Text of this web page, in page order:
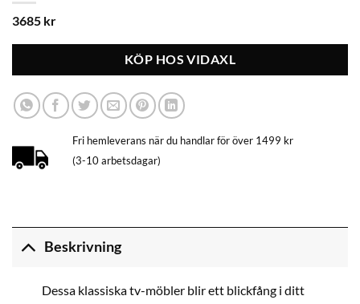
3685 kr
KÖP HOS VIDAXL
Fri hemleverans när du handlar för över 1499 kr
(3-10 arbetsdagar)
Beskrivning
Dessa klassiska tv-möbler blir ett blickfång i ditt